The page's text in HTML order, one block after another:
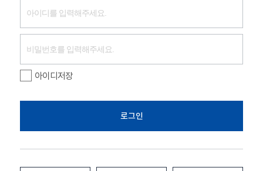
아이디저장
로그인